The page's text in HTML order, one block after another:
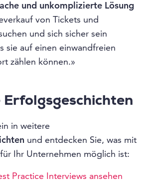
und unkomplizierte Lösung
von Tickets und
und sich sicher sein
sie auf einen einwandfreien
zählen können.»
in weitere
und entdecken Sie, was mit
Ihr Unternehmen möglich ist:
Practice Interviews ansehen